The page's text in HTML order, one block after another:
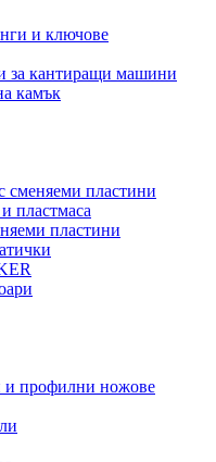
и ключове
за кантиращи машини
камък
сменяеми пластини
пластмаса
пластини
и профилни ножове